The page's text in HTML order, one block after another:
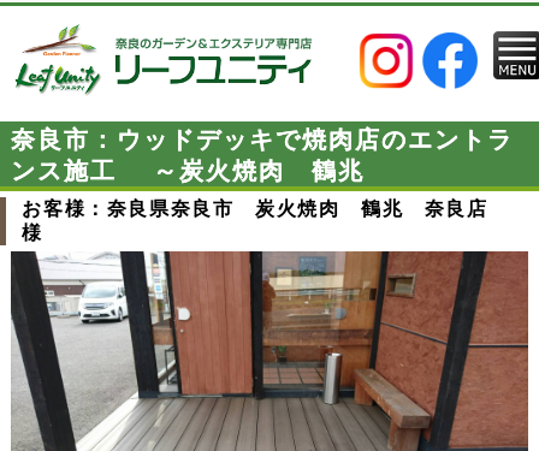
奈良市：ウッドデッキで焼肉店のエントラ
ンス施工 ～炭火焼肉 鶴兆
お客様：奈良県奈良市 炭火焼肉 鶴兆 奈良店
様